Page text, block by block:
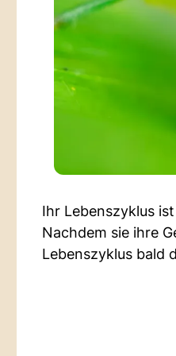
Ihr Lebenszyklus
Nachdem sie ihre
Lebenszyklus bald